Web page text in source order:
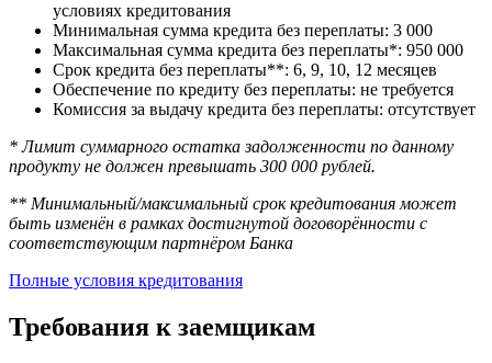
условиях кредитования
Минимальная сумма кредита без переплаты: 3 000
Максимальная сумма кредита без переплаты*: 950 000
Срок кредита без переплаты**: 6, 9, 10, 12 месяцев
Обеспечение по кредиту без переплаты: не требуется
Комиссия за выдачу кредита без переплаты: отсутствует
* Лимит суммарного остатка задолженности по данному
продукту не должен превышать 300 000 рублей.
** Минимальный/максимальный срок кредитования может
быть изменён в рамках достигнутой договорённости с
соответствующим партнёром Банка
Полные условия кредитования
Требования к заемщикам